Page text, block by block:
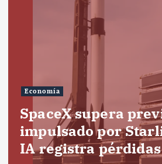
Economía
SpaceX supera
impulsado por
IA registra pérdidas